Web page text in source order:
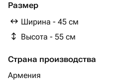
Размер
Ширина - 45 см
Высота - 55 см
Страна производства
Армения